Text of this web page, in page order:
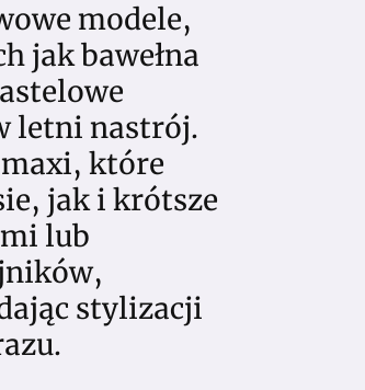
modele,
jak bawełna
letni nastrój.
maxi, które
jak i krótsze
lub
stylizacji